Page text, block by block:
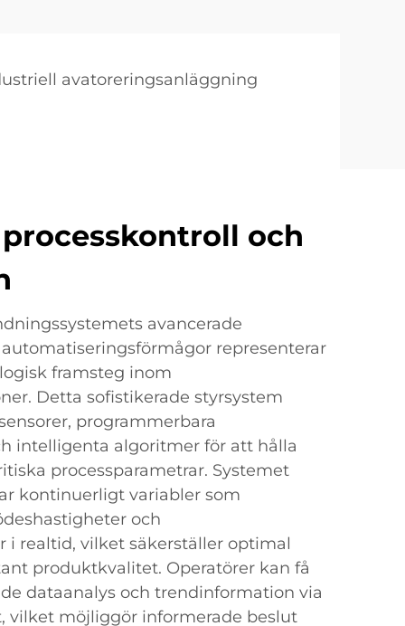
avatoreringsanläggning
och
avancerade
representerar
framsteg inom
Detta sofistikerade styrsystem
programmerbara
intelligenta algoritmer för att hålla
processparametrar. Systemet
kontinuerligt variabler som
och
i realtid, vilket säkerställer optimal
produktkvalitet. Operatörer kan få
dataanalys och trendinformation via
vilket möjliggör informerade beslut